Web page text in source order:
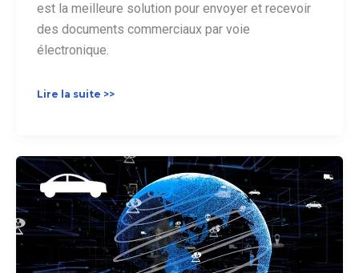
est la meilleure solution pour envoyer et recevoir
des documents commerciaux par voie
électronique.
Qu’est-
hébergé ?
Lire la suite >>